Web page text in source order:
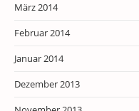
März 2014
Februar 2014
Januar 2014
Dezember 2013